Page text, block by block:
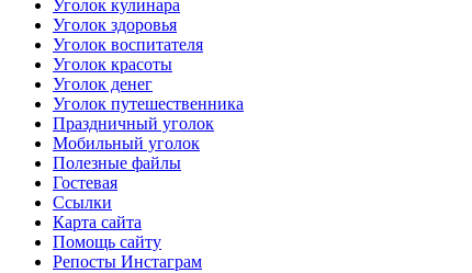
Уголок кулинара
Уголок здоровья
Уголок воспитателя
Уголок красоты
Уголок денег
Уголок путешественника
Праздничный уголок
Мобильный уголок
Полезные файлы
Гостевая
Ссылки
Карта сайта
Помощь сайту
Репосты Инстаграм